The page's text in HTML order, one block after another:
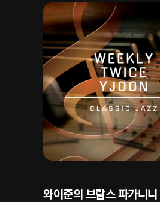
와이준의 브람스 파가니